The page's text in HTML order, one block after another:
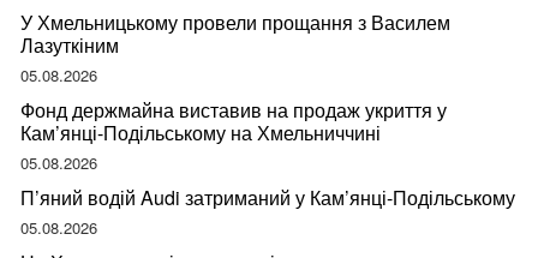
У Хмельницькому провели прощання з Василем
Лазуткіним
05.08.2026
Фонд держмайна виставив на продаж укриття у
Кам’янці-Подільському на Хмельниччині
05.08.2026
П’яний водій Audi затриманий у Кам’янці-Подільському
05.08.2026